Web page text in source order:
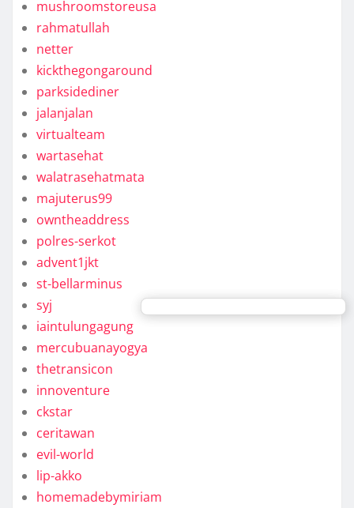
mushroomstoreusa
rahmatullah
netter
kickthegongaround
parksidediner
jalanjalan
virtualteam
wartasehat
walatrasehatmata
majuterus99
owntheaddress
polres-serkot
advent1jkt
st-bellarminus
syj
iaintulungagung
mercubuanayogya
thetransicon
innoventure
ckstar
ceritawan
evil-world
lip-akko
homemadebymiriam